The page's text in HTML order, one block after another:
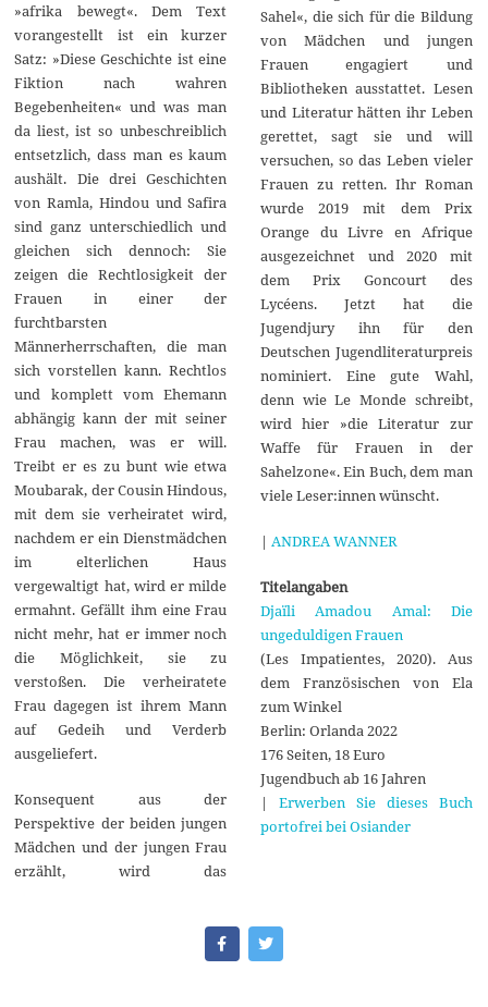
»afrika bewegt«. Dem Text
vorangestellt ist ein kurzer
Satz: »Diese Geschichte ist eine
Fiktion nach wahren
Begebenheiten« und was man
da liest, ist so unbeschreiblich
entsetzlich, dass man es kaum
aushält. Die drei Geschichten
von Ramla, Hindou und Safira
sind ganz unterschiedlich und
gleichen sich dennoch: Sie
zeigen die Rechtlosigkeit der
Frauen in einer der
furchtbarsten
Männerherrschaften, die man
sich vorstellen kann. Rechtlos
und komplett vom Ehemann
abhängig kann der mit seiner
Frau machen, was er will.
Treibt er es zu bunt wie etwa
Moubarak, der Cousin Hindous,
mit dem sie verheiratet wird,
nachdem er ein Dienstmädchen
im elterlichen Haus
vergewaltigt hat, wird er milde
ermahnt. Gefällt ihm eine Frau
nicht mehr, hat er immer noch
die Möglichkeit, sie zu
verstoßen. Die verheiratete
Frau dagegen ist ihrem Mann
auf Gedeih und Verderb
ausgeliefert.
Konsequent aus der
Perspektive der beiden jungen
Mädchen und der jungen Frau
erzählt, wird das
Sahel«, die sich für die Bildung
von Mädchen und jungen
Frauen engagiert und
Bibliotheken ausstattet. Lesen
und Literatur hätten ihr Leben
gerettet, sagt sie und will
versuchen, so das Leben vieler
Frauen zu retten. Ihr Roman
wurde 2019 mit dem Prix
Orange du Livre en Afrique
ausgezeichnet und 2020 mit
dem Prix Goncourt des
Lycéens. Jetzt hat die
Jugendjury ihn für den
Deutschen Jugendliteraturpreis
nominiert. Eine gute Wahl,
denn wie Le Monde schreibt,
wird hier »die Literatur zur
Waffe für Frauen in der
Sahelzone«. Ein Buch, dem man
viele Leser:innen wünscht.
| ANDREA WANNER
Titelangaben
Djaïli Amadou Amal: Die
ungeduldigen Frauen
(Les Impatientes, 2020). Aus
dem Französischen von Ela
zum Winkel
Berlin: Orlanda 2022
176 Seiten, 18 Euro
Jugendbuch ab 16 Jahren
| Erwerben Sie dieses Buch
portofrei bei Osiander